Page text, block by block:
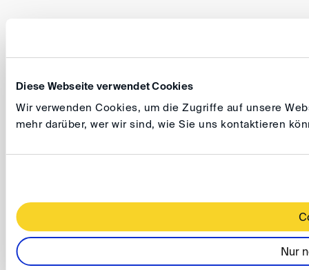
Diese Webseite verwendet Cookies
Wir verwenden Cookies, um die Zugriffe auf unsere
mehr darüber, wer wir sind, wie Sie uns kontaktieren
Nur